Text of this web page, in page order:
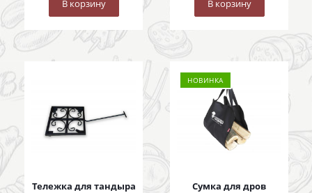
В корзину В корзину
Тележка для тандыра
НОВИНКА
Сумка для дров